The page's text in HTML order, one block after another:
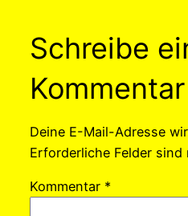
Schreibe
Kommentar
Deine E-Mail-Adresse
Erforderliche Felder sind
Kommentar *